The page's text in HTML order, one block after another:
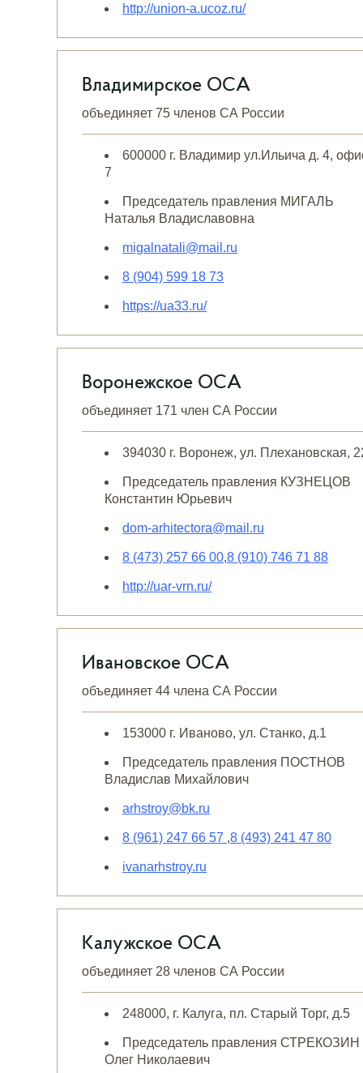
http://union-a.ucoz.ru/
Владимирское ОСА
объединяет 75 членов СА России
600000 г. Владимир ул.Ильича д. 4,
7
Председатель правления МИГАЛЬ
Наталья Владиславовна
migalnatali@mail.ru
8 (904) 599 18 73
https://ua33.ru/
Воронежское ОСА
объединяет 171 член СА России
394030 г. Воронеж, ул. Плехановская,
Председатель правления КУЗНЕЦОВ
Константин Юрьевич
dom-arhitectora@mail.ru
8 (473) 257 66 00,8 (910) 746 71 88
http://uar-vrn.ru/
Ивановское ОСА
объединяет 44 члена СА России
153000 г. Иваново, ул. Станко, д.1
Председатель правления ПОСТНОВ
Владислав Михайлович
arhstroy@bk.ru
8 (961) 247 66 57 ,8 (493) 241 47 80
ivanarhstroy.ru
Калужское ОСА
объединяет 28 членов СА России
248000, г. Калуга, пл. Старый Торг, д.5
Председатель правления СТРЕКОЗИН
Олег Николаевич